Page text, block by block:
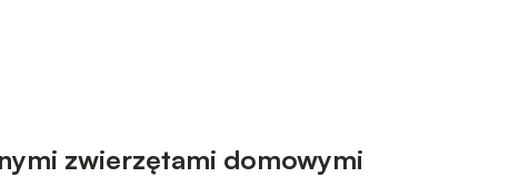
zwierzętami domowymi